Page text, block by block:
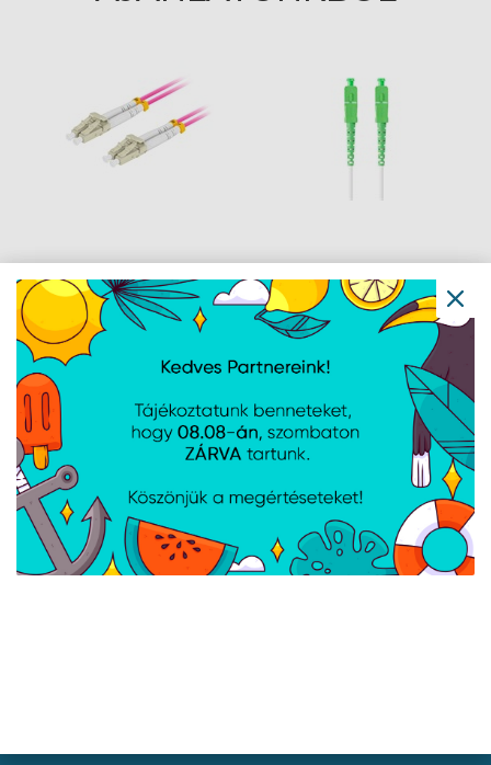
Lanberg Optikai patch
MM LC/UPC-LC/UPC
duplex 10m LSZH OM4
50/125 3.0mm lila
Lanberg Optikai patch
SM SC/APC-SC/APC
szimplex 2.5M LSZH
G657A2 3.0mm fehér